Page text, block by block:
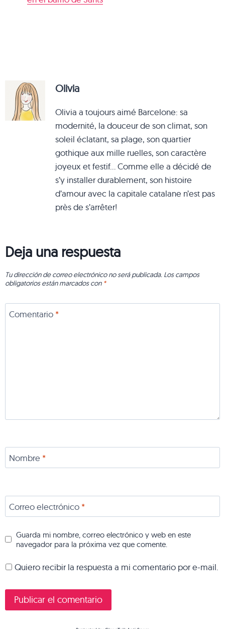
Olivia
Olivia a toujours aimé Barcelone: sa
modernité, la douceur de son climat, son
soleil éclatant, sa plage, son quartier
gothique aux mille ruelles, son caractère
joyeux et festif… Comme elle a décidé de
s’y installer durablement, son histoire
d’amour avec la capitale catalane n’est pas
près de s’arrêter!
Deja una respuesta
Tu dirección de correo electrónico no será publicada. Los campos
obligatorios están marcados con *
Comentario *
Nombre *
Correo electrónico *
Guarda mi nombre, correo electrónico y web en este
navegador para la próxima vez que comente.
Quiero recibir la respuesta a mi comentario por e-mail.